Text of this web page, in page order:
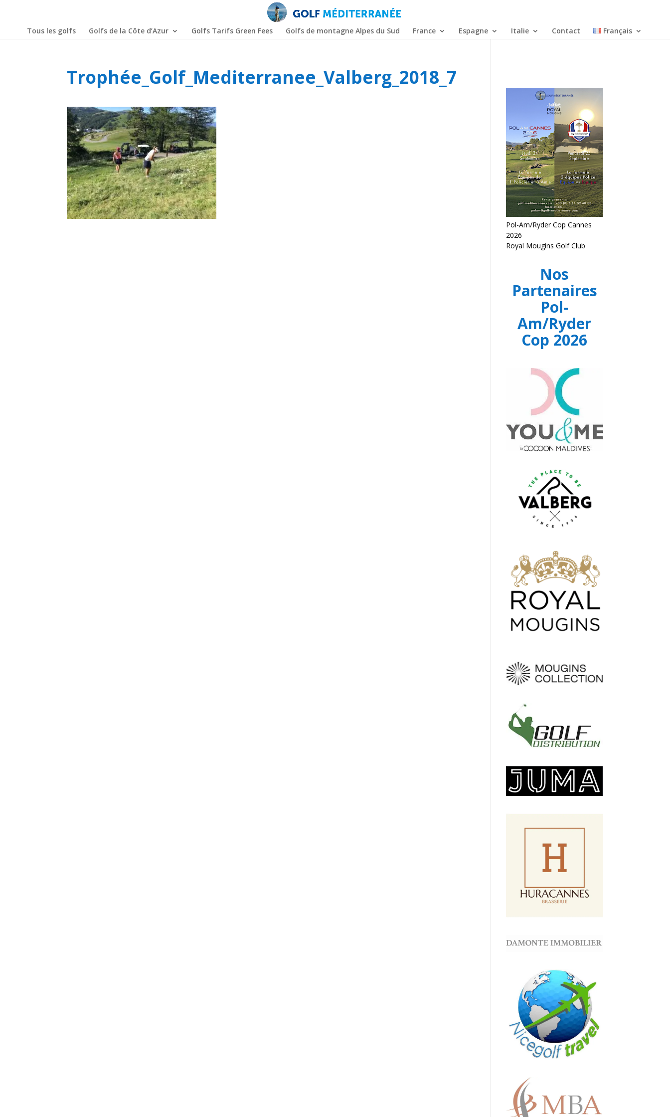
Tous les golfs Golfs de la Côte d’Azur Golfs Tarifs Green Fees Golfs de montagne Alpes du Sud France Espagne Italie Contact Français
Trophée_Golf_Mediterranee_Valberg_2018_7
Pol-Am/Ryder Cop Cannes
2026
Royal Mougins Golf Club
Nos
Partenaires
Pol-
Am/Ryder
Cop 2026